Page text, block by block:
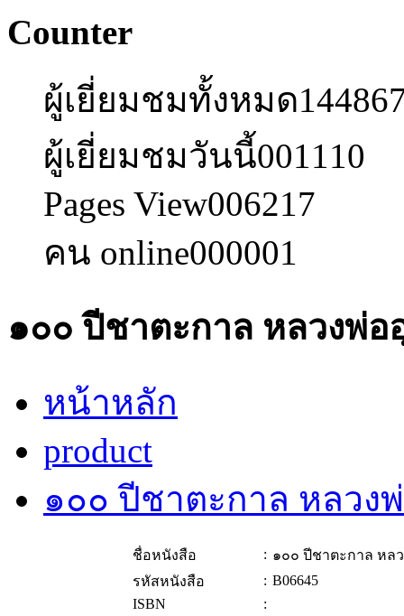
Counter
ผู้เยี่ยมชมทั้งหมด
ผู้เยี่ยมชมวันนี้001110
Pages View006217
คน online000001
๑๐๐ ปีชาตะกาล หลวงพ่
หน้าหลัก
product
๑๐๐ ปีชาตะกาล หลวง
ชื่อหนังสือ : ๑๐๐ ปีชาตะกาล หล
รหัสหนังสือ
: B06645
ISBN
: